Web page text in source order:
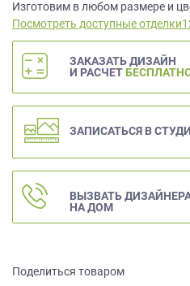
Изготовим в любом размере и
Посмотреть доступные
ЗАКАЗАТЬ ДИЗАЙН
И РАСЧЕТ
ЗАПИСАТЬСЯ В
ВЫЗВАТЬ
НА ДОМ
Поделиться товаром
данных.